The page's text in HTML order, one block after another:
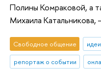
Полины Комраковой, а
Михаила Катальникова,
Свободное общение
репортаж о событии